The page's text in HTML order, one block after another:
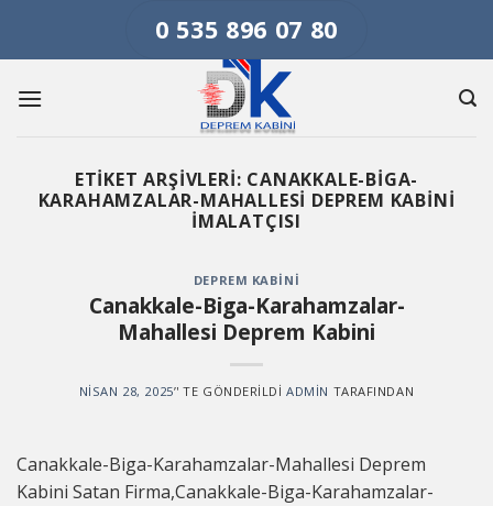
content
0 535 896 07 80
ETIKET ARŞIVLERI: CANAKKALE-BIGA-
KARAHAMZALAR-MAHALLESI DEPREM KABINI
İMALATÇISI
DEPREM KABINI
Canakkale-Biga-Karahamzalar-
Mahallesi Deprem Kabini
NISAN 28, 2025’' TE GÖNDERILDI ADMIN TARAFINDAN
Canakkale-Biga-Karahamzalar-Mahallesi Deprem
Kabini Satan Firma,Canakkale-Biga-Karahamzalar-